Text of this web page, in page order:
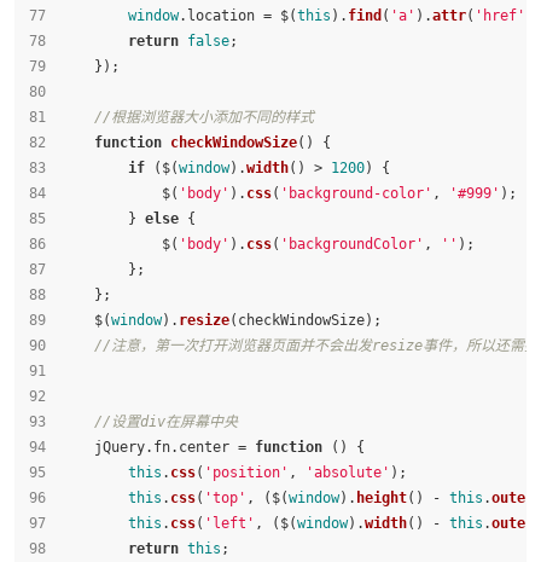
window. location = $(this ). find ( 'a' ).attr( 'href'
return false;
    });
//根据浏览器大小添加不同的样式
function checkWindowSize( ) {
if ($(window).width() > 1200) {
            $(
'body' ). css( 'background-color' , '#999' );
        }
else {
            $(
'body' ). css( 'backgroundColor' , '' );
        };
    };
    $(
window). resize(checkWindowSize);
//注意，第一次打开浏览器页面并不会出发resize事件，所以还需
//设置div在屏幕中央
    jQuery.
fn. center = function ( ) {
this . css( 'position' , 'absolute' );
this . css( 'top' , ($(window). height() - this .
this . css( 'left' , ($(window).width() - this .
return this ;